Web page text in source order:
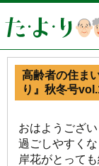
高齢者の住ま
り』秋冬号
おはようござ
過ごしやすく
岸花がとって